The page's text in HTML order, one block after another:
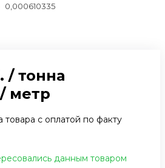
0,000610335
/ тонна
/ метр
товара с оплатой по факту
данным товаром